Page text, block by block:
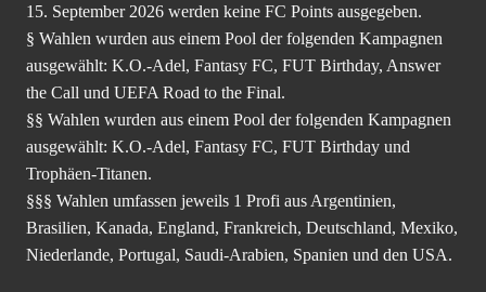
15. September 2026 werden keine FC Points ausgegeben.
§ Wahlen wurden aus einem Pool der folgenden Kampagnen
ausgewählt: K.O.-Adel, Fantasy FC, FUT Birthday, Answer
the Call und UEFA Road to the Final.
§§ Wahlen wurden aus einem Pool der folgenden Kampagnen
ausgewählt: K.O.-Adel, Fantasy FC, FUT Birthday und
Trophäen-Titanen.
§§§ Wahlen umfassen jeweils 1 Profi aus Argentinien,
Brasilien, Kanada, England, Frankreich, Deutschland, Mexiko,
Niederlande, Portugal, Saudi-Arabien, Spanien und den USA.